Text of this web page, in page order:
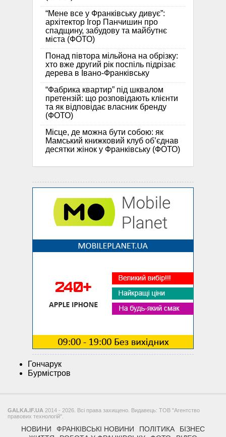
“Мене все у Франківську дивує”:
архітектор Ігор Панчишин про
спадщину, забудову та майбутнє
міста (ФОТО)
Понад півтора мільйона на обрізку:
хто вже другий рік поспіль підрізає
дерева в Івано-Франківську
“Фабрика квартир” під шквалом
претензій: що розповідають клієнти
та як відповідає власник бренду
(ФОТО)
Місце, де можна бути собою: як
Мамський книжковий клуб об’єднав
десятки жінок у Франківську (ФОТО)
Гончарук
Бурмістров
GALKA.IF.UA 2014 - 2026. Всі права захищено. Видавець: ТОВ "Агентство
правових технологій".
НОВИНИ ФРАНКІВСЬКІ НОВИНИ ПОЛІТИКА
БІЗНЕС